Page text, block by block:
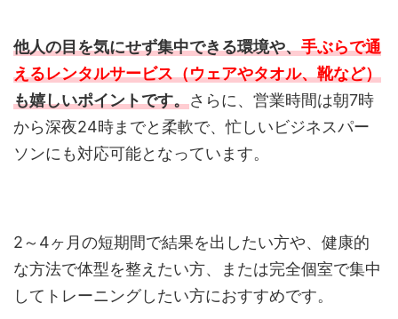
他人の目を気にせず集中できる環境や、手ぶらで通
えるレンタルサービス（ウェアやタオル、靴など）
も嬉しいポイントです。さらに、営業時間は朝7時
から深夜24時までと柔軟で、忙しいビジネスパー
ソンにも対応可能となっています。
2～4ヶ月の短期間で結果を出したい方や、健康的
な方法で体型を整えたい方、または完全個室で集中
してトレーニングしたい方におすすめです。